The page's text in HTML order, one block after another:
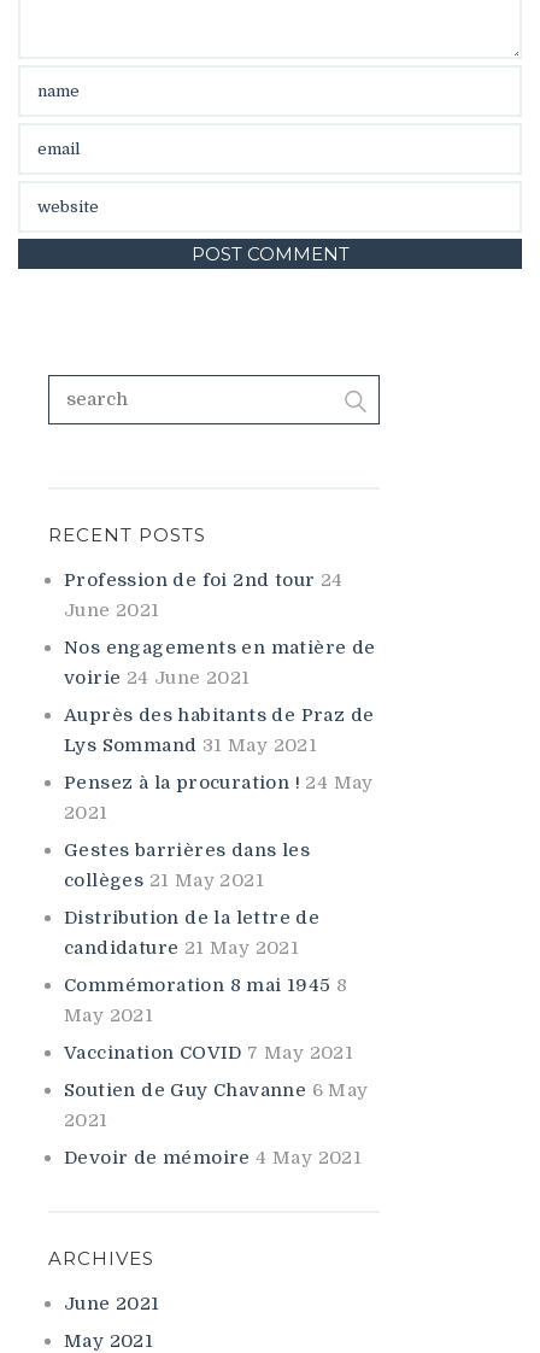
RECENT POSTS
Profession de foi 2nd tour 24
June 2021
Nos engagements en matière de
voirie 24 June 2021
Auprès des habitants de Praz de
Lys Sommand 31 May 2021
Pensez à la procuration ! 24 May
2021
Gestes barrières dans les
collèges 21 May 2021
Distribution de la lettre de
candidature 21 May 2021
Commémoration 8 mai 1945 8
May 2021
Vaccination COVID 7 May 2021
Soutien de Guy Chavanne 6 May
2021
Devoir de mémoire 4 May 2021
ARCHIVES
June 2021
May 2021